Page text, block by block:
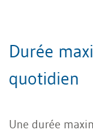
Durée
quotidien
Une durée